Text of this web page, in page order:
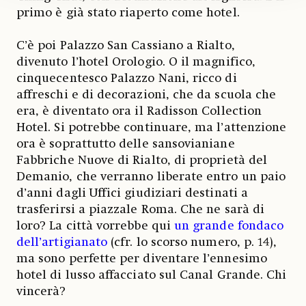
primo è già stato riaperto come hotel.
C’è poi Palazzo San Cassiano a Rialto,
divenuto l’hotel Orologio. O il magnifico,
cinquecentesco Palazzo Nani, ricco di
affreschi e di decorazioni, che da scuola che
era, è diventato ora il Radisson Collection
Hotel. Si potrebbe continuare, ma l’attenzione
ora è soprattutto delle sansovianiane
Fabbriche Nuove di Rialto, di proprietà del
Demanio, che verranno liberate entro un paio
d’anni dagli Uffici giudiziari destinati a
trasferirsi a piazzale Roma. Che ne sarà di
loro? La città vorrebbe qui un grande fondaco
dell’artigianato (cfr. lo scorso numero, p. 14),
ma sono perfette per diventare l’ennesimo
hotel di lusso affacciato sul Canal Grande. Chi
vincerà?